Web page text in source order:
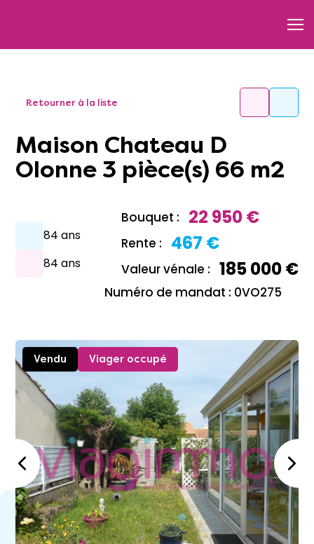
Retourner à la liste
Maison Chateau D
Olonne 3 pièce(s) 66 m2
84 ans
84 ans
Bouquet : 22 950 €
Rente : 467 €
Valeur vénale : 185 000 €
Numéro de mandat : 0VO275
Vendu Viager occupé